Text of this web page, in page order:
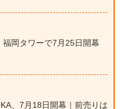
岡タワーで7月25日開幕
、7月18日開幕｜前売りは